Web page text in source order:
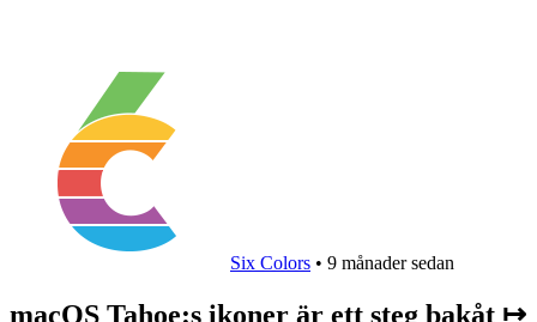
Six Colors • 9 månader sedan
macOS Tahoe:s ikoner är ett steg bakåt ↦